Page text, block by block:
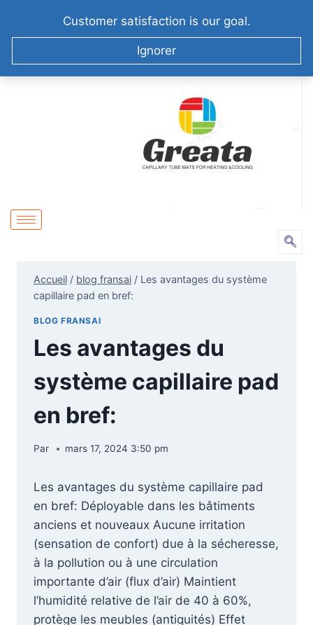
Customer satisfaction is our goal.
Ignorer
+86-51258687904 info@greatabiotechnology.com
XIZHA VILLAGE,SUZHOU. CHINA
Accueil / blog fransai / Les avantages du système
capillaire pad en bref:
BLOG FRANSAI
Les avantages du
système capillaire pad
en bref:
Par mars 17, 2024 3:50 pm
Les avantages du système capillaire pad
en bref: Déployable dans les bâtiments
anciens et nouveaux Aucune irritation
(sensation de confort) due à la sécheresse,
à la pollution ou à une circulation
importante d’air (flux d’air) Maintient
l’humidité relative de l’air de 40 à 60%,
protège les meubles (antiquités) Effet